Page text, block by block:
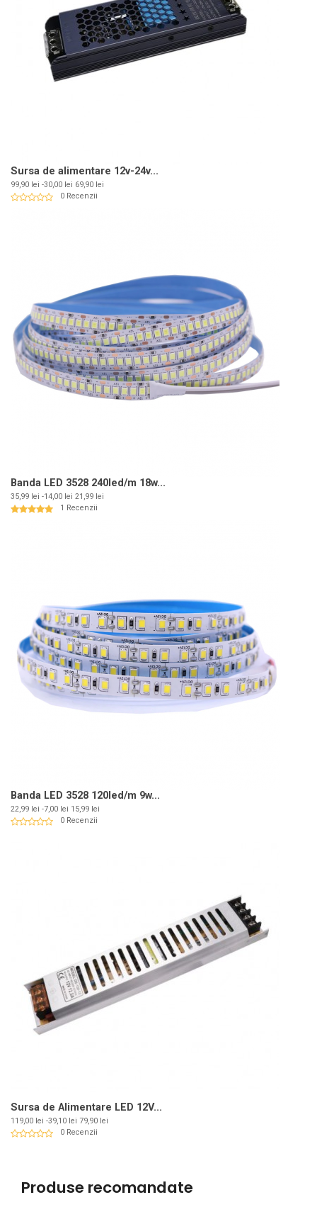
Sursa de alimentare 12v-24v...
Pret
de
99,90 lei -30,00 lei Pret
69,90 lei
0 Recenzii
Banda LED 3528 240led/m 18w...
Pret
de
35,99 lei -14,00 lei Pret
21,99 lei
1 Recenzii
Banda LED 3528 120led/m 9w...
Pret
de
22,99 lei -7,00 lei Pret
15,99 lei
0 Recenzii
Sursa de Alimentare LED 12V...
Pret
de
119,00 lei -39,10 lei Pret
79,90 lei
0 Recenzii
Produse recomandate